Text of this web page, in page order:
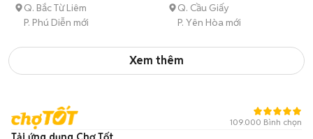
Q. Bắc Từ Liêm
P. Phú Diễn mới
Q. Cầu Giấy
P. Yên Hòa mới
Xem thêm
109.000 Bình chọn